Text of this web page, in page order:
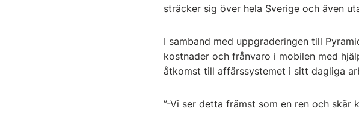
sträcker sig över hela Sverige och även
I samband med uppgraderingen till
kostnader och frånvaro i mobilen med
åtkomst till affärssystemet i sitt dagliga
”-Vi ser detta främst som en ren och